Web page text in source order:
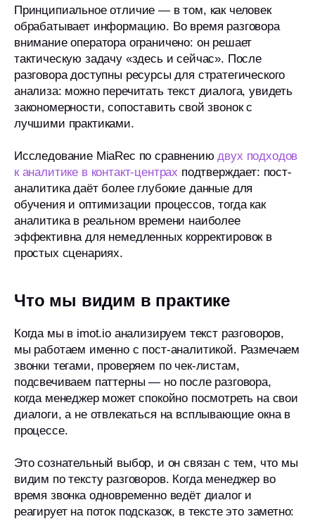
Принципиальное отличие — в том, как человек
обрабатывает информацию. Во время разговора
внимание оператора ограничено: он решает
тактическую задачу «здесь и сейчас». После
разговора доступны ресурсы для стратегического
анализа: можно перечитать текст диалога, увидеть
закономерности, сопоставить свой звонок с
лучшими практиками.
Исследование MiaRec по сравнениюдвух подходов
к аналитике в контакт-центрах подтверждает: пост-
аналитика даёт более глубокие данные для
обучения и оптимизации процессов, тогда как
аналитика в реальном времени наиболее
эффективна для немедленных корректировок в
простых сценариях.
Что мы видим в практике
Когда мы в imot.io анализируем текст разговоров,
мы работаем именно с пост-аналитикой. Размечаем
звонки тегами, проверяем по чек-листам,
подсвечиваем паттерны — но после разговора,
когда менеджер может спокойно посмотреть на свои
диалоги, а не отвлекаться на всплывающие окна в
процессе.
Это сознательный выбор, и он связан с тем, что мы
видим по тексту разговоров. Когда менеджер во
время звонка одновременно ведёт диалог и
реагирует на поток подсказок, в тексте это заметно: